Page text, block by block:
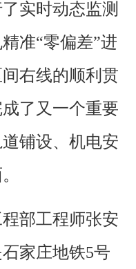
实时动态监测
准“零偏差”进
右线的顺利贯
了又一个重要
铺设、机电安
部工程师张安
家庄地铁5号